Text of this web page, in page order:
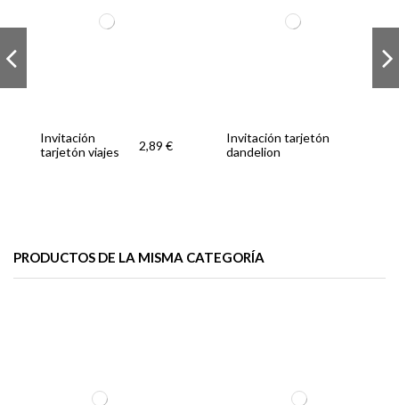
Invitación
tarjetón viajes
2,89 €
Invitación tarjetón
dandelion
PRODUCTOS DE LA MISMA CATEGORÍA